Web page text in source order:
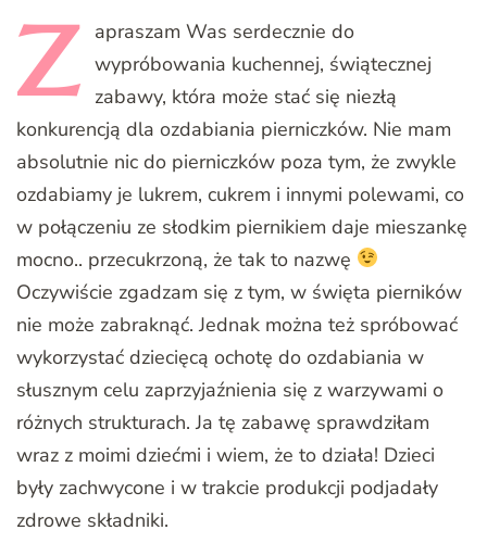
Z apraszam Was serdecznie do
wypróbowania kuchennej, świątecznej
zabawy, która może stać się niezłą
konkurencją dla ozdabiania pierniczków. Nie mam
absolutnie nic do pierniczków poza tym, że zwykle
ozdabiamy je lukrem, cukrem i innymi polewami, co
w połączeniu ze słodkim piernikiem daje mieszankę
mocno.. przecukrzoną, że tak to nazwę
Oczywiście zgadzam się z tym, w święta pierników
nie może zabraknąć. Jednak można też spróbować
wykorzystać dziecięcą ochotę do ozdabiania w
słusznym celu zaprzyjaźnienia się z warzywami o
różnych strukturach. Ja tę zabawę sprawdziłam
wraz z moimi dziećmi i wiem, że to działa! Dzieci
były zachwycone i w trakcie produkcji podjadały
zdrowe składniki.